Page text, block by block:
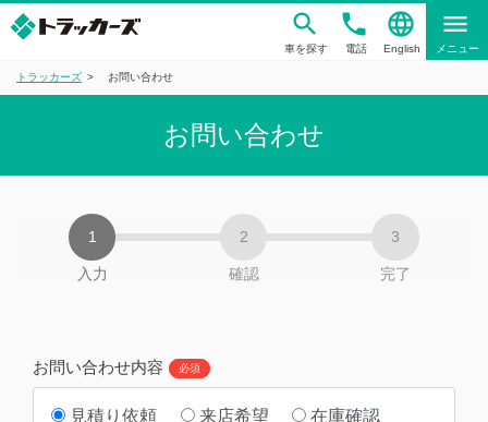
車を探す
phone
電話
language
English
menu
メニュー
トラッカーズ お問い合わせ
お問い合わせ
入力 確認 完了
お問い合わせ内容 必須
見積り依頼 来店希望
在庫確認